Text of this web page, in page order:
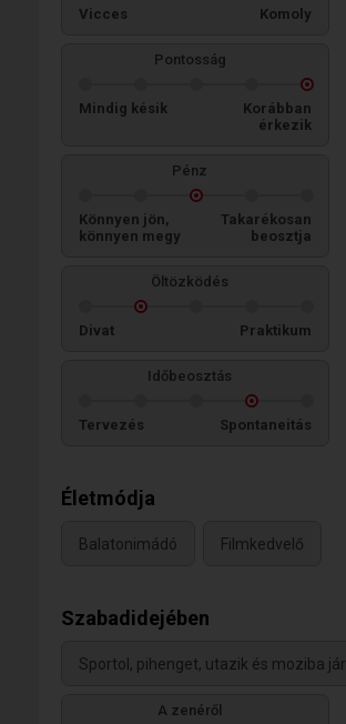
Vicces Komoly
Pontosság
Mindig késik
Korábban
érkezik
Pénz
Könnyen jön,
könnyen megy
Takarékosan
beosztja
Öltözködés
Divat Praktikum
Időbeosztás
Tervezés Spontaneitás
Életmódja
Balatonimádó Filmkedvelő
Szabadidejében
Sportol, pihenget, utazik és moziba jár
A zenéről